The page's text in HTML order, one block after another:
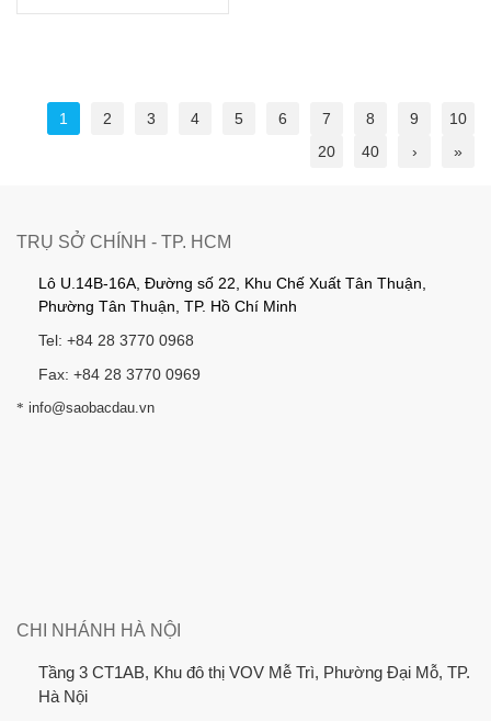
1 2 3 4 5 6 7 8 9
10
20
40 › »
TRỤ SỞ CHÍNH - TP. HCM
Lô U.14B-16A, Đường số 22, Khu Chế Xuất Tân Thuận,
Phường Tân Thuận, TP. Hồ Chí Minh
Tel: +84 28 3770 0968
Fax: +84 28 3770 0969
* info@saobacdau.vn
CHI NHÁNH HÀ NỘI
Tầng 3 CT1AB, Khu đô thị VOV Mễ Trì, Phường Đại Mỗ, TP.
Hà Nội